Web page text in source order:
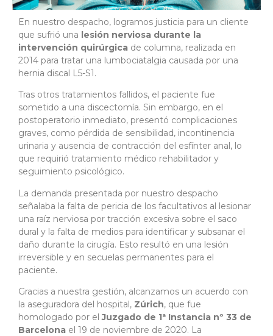
En nuestro despacho, logramos justicia para un cliente
que sufrió una lesión nerviosa durante la
intervención quirúrgica de columna, realizada en
2014 para tratar una lumbociatalgia causada por una
hernia discal L5-S1.
Tras otros tratamientos fallidos, el paciente fue
sometido a una discectomía. Sin embargo, en el
postoperatorio inmediato, presentó complicaciones
graves, como pérdida de sensibilidad, incontinencia
urinaria y ausencia de contracción del esfínter anal, lo
que requirió tratamiento médico rehabilitador y
seguimiento psicológico.
La demanda presentada por nuestro despacho
señalaba la falta de pericia de los facultativos al lesionar
una raíz nerviosa por tracción excesiva sobre el saco
dural y la falta de medios para identificar y subsanar el
daño durante la cirugía. Esto resultó en una lesión
irreversible y en secuelas permanentes para el
paciente.
Gracias a nuestra gestión, alcanzamos un acuerdo con
la aseguradora del hospital, Zúrich, que fue
homologado por elJuzgado de 1ª Instancia nº 33 de
Barcelona el 19 de noviembre de 2020. La